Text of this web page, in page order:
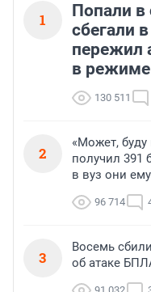
1
Попали в
сбегали
пережил
в
130 511
2
«Может,
получил 391
в вуз они
96 714
3
Восемь
об атаке